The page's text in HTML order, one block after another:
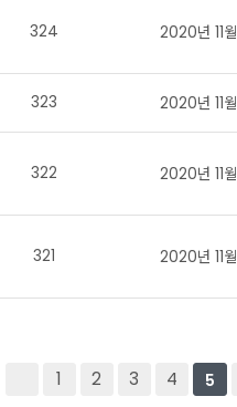
324 2020년 11월
323 2020년 11월
322 2020년 11월
321 2020년 11월
1 2 3 4 5